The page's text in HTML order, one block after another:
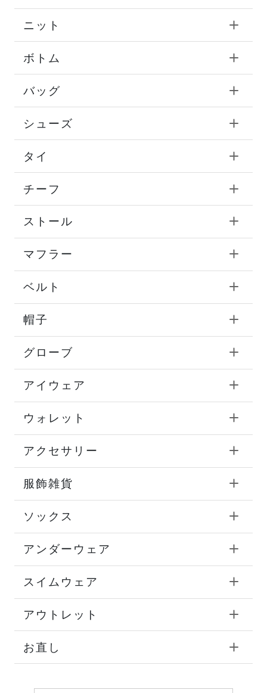
ニット
ボトム
バッグ
シューズ
タイ
チーフ
ストール
マフラー
ベルト
帽子
グローブ
アイウェア
ウォレット
アクセサリー
服飾雑貨
ソックス
アンダーウェア
スイムウェア
アウトレット
お直し